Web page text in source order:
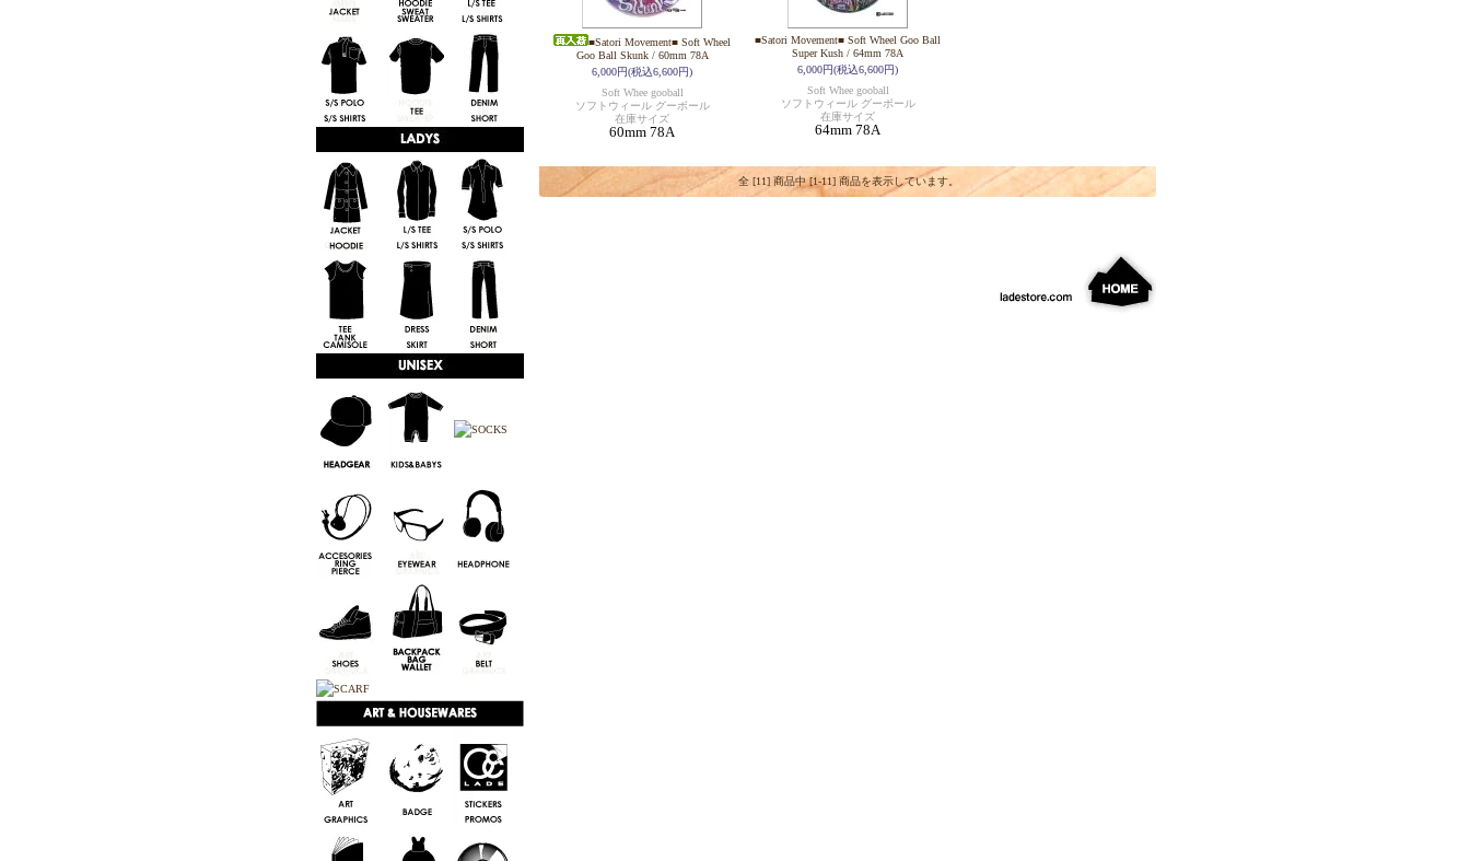
■Satori Movement■ Soft Wheel
Goo Ball Skunk / 60mm 78A
6,000円(税込6,600円)
Soft Whee gooball
ソフトウィール グーボール
在庫サイズ
60mm 78A
■Satori Movement■ Soft Wheel Goo Ball
Super Kush / 64mm 78A
6,000円(税込6,600円)
Soft Whee gooball
ソフトウィール グーボール
在庫サイズ
64mm 78A
全 [11] 商品中 [1-11] 商品を表示しています。